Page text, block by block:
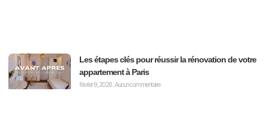
Les étapes clés pour réussir la rénovation de votre
appartement à Paris
février 9, 2026Aucun commentaire